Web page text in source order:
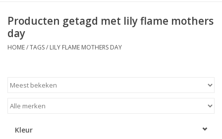
Geurkaarsen
Tafelhaarden
Kaarsenhouders
LED Kaarsen
Producten getagd met lily flame mothers
day
HOME/TAGS/ LILY FLAME MOTHERS DAY
Kleur